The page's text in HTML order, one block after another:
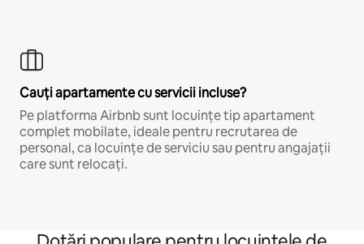
Cauți apartamente cu servicii incluse?
Pe platforma Airbnb sunt locuințe tip apartament
complet mobilate, ideale pentru recrutarea de
personal, ca locuințe de serviciu sau pentru angajații
care sunt relocați.